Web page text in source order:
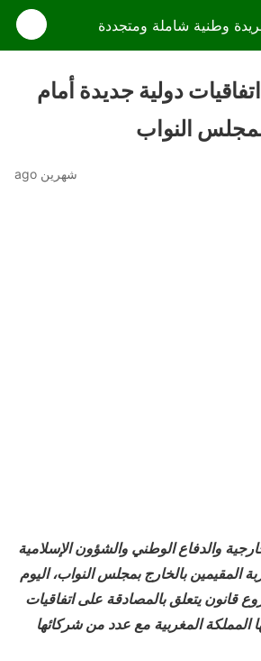
دولية جديدة أمام
النواب
شهرين ago
والدفاع الوطني والشؤون الإسلامية
المقيمين بالخارج بمجلس النواب، اليوم
تقديم 22 مشروع قانون يتعلق بالمصادقة على اتفاقيات
المملكة المغربية مع عدد من شركائها